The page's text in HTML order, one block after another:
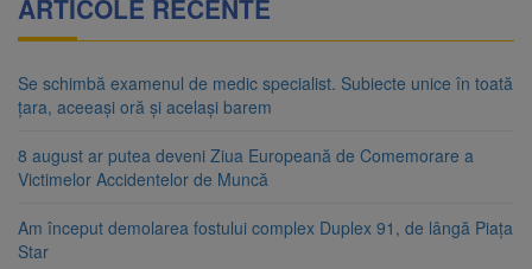
ARTICOLE RECENTE
Se schimbă examenul de medic specialist. Subiecte unice în toată
țara, aceeași oră și același barem
8 august ar putea deveni Ziua Europeană de Comemorare a
Victimelor Accidentelor de Muncă
Am început demolarea fostului complex Duplex 91, de lângă Piața
Star